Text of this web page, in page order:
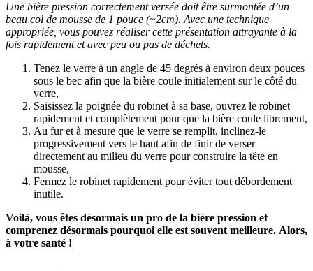
Une bière pression correctement versée doit être surmontée d’un
beau col de mousse de 1 pouce (~2cm). Avec une technique
appropriée, vous pouvez réaliser cette présentation attrayante à la
fois rapidement et avec peu ou pas de déchets.
Tenez le verre à un angle de 45 degrés à environ deux pouces
sous le bec afin que la bière coule initialement sur le côté du
verre,
Saisissez la poignée du robinet à sa base, ouvrez le robinet
rapidement et complètement pour que la bière coule librement,
Au fur et à mesure que le verre se remplit, inclinez-le
progressivement vers le haut afin de finir de verser
directement au milieu du verre pour construire la tête en
mousse,
Fermez le robinet rapidement pour éviter tout débordement
inutile.
Voilà, vous êtes désormais un pro de la bière pression et
comprenez désormais pourquoi elle est souvent meilleure. Alors,
à votre santé !